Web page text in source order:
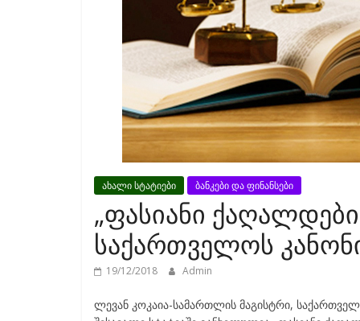
ახალი სტატიები ბანკები და ფინანსები
„ფასიანი
საქართველოს
19/12/2018 Admin
ლევან კოკაია-სამართლის მაგისტრი,